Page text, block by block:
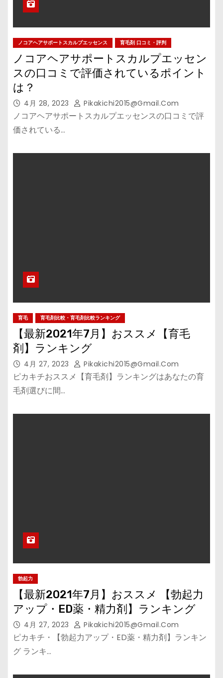
ノコアヘアサポートスカルプエッセンス 育毛剤 口コミ・評判
ノコアヘアサポートスカルプエッセン
スの口コミで評価されているポイント
は？
4月 28, 2023 Pikakichi2015@gmail.com
ノコアヘアサポートスカルプエッセンスの口コミで評
価されている…
育毛 育毛剤比較・育毛剤比較ランキング
【最新2021年7月】おススメ【育毛
剤】ランキング
4月 27, 2023 Pikakichi2015@gmail.com
ピカキチおススメ【育毛剤】ランキングはあなたの育
毛剤選びに間…
勃起力
【最新2021年7月】おススメ 【勃起力
アップ・ED薬・精力剤】ランキング
4月 27, 2023 Pikakichi2015@gmail.com
ピカキチ・【勃起力アップ・ED薬・精力剤】ランキン
グ ランキ…